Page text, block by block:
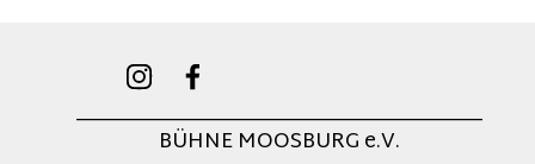
______________________________________
BÜHNE MOOSBURG e.V.